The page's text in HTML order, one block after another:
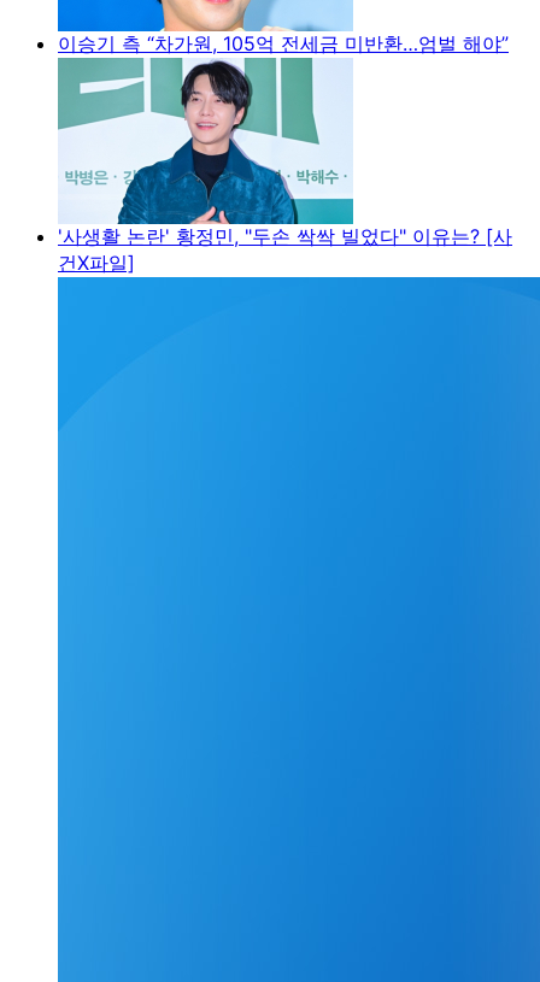
이승기 측 “차가원, 105억 전세금 미반환…엄벌 해야”
'사생활 논란' 황정민, "두손 싹싹 빌었다" 이유는? [사
건X파일]